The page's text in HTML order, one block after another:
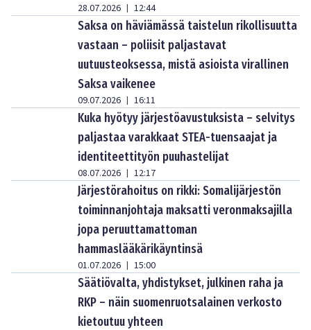
28.07.2026 | 12:44
Saksa on häviämässä taistelun rikollisuutta
vastaan – poliisit paljastavat
uutuusteoksessa, mistä asioista virallinen
Saksa vaikenee
09.07.2026 | 16:11
Kuka hyötyy järjestöavustuksista – selvitys
paljastaa varakkaat STEA-tuensaajat ja
identiteettityön puuhastelijat
08.07.2026 | 12:17
Järjestörahoitus on rikki: Somalijärjestön
toiminnanjohtaja maksatti veronmaksajilla
jopa peruuttamattoman
hammaslääkärikäyntinsä
01.07.2026 | 15:00
Säätiövalta, yhdistykset, julkinen raha ja
RKP – näin suomenruotsalainen verkosto
kietoutuu yhteen